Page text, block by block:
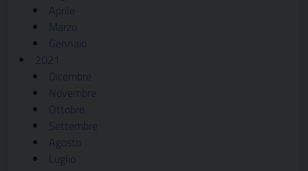
Aprile
Marzo
Gennaio
2021
Dicembre
Novembre
Ottobre
Settembre
Agosto
Luglio